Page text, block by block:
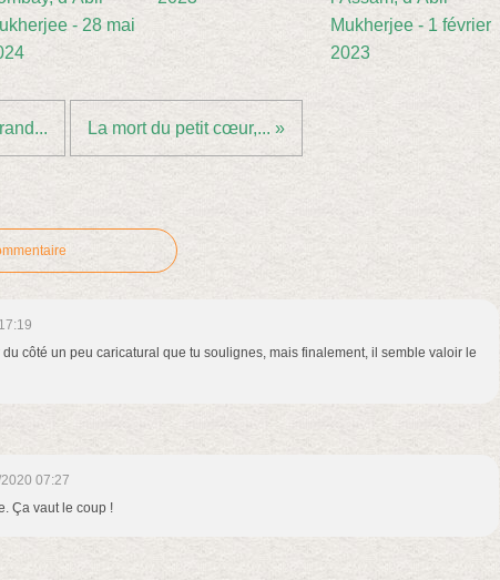
- 28 mai
Mukherjee - 1 février
2023
La mort du petit cœur,... »
côté un peu caricatural que tu soulignes, mais finalement, il semble valoir le
07:27
Ça vaut le coup !